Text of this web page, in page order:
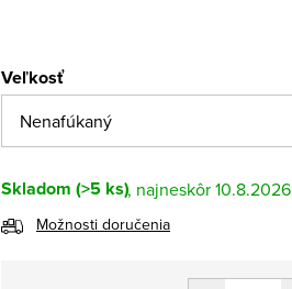
Veľkosť
Skladom (>5 ks) 10.8.2026
Možnosti doručenia